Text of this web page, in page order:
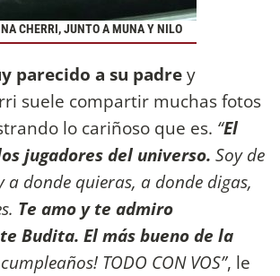
CHERRI, JUNTO A MUNA Y NILO
parecido a su padrey
suele compartir muchas fotos
lo cariñoso que es. “El
jugadores del universo. Soy de
a donde quieras, a donde digas,
Te amo y te admiro
Budita. El más bueno de la
TODO CON VOS”, le